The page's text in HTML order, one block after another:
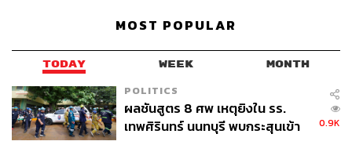
MOST POPULAR
TODAY WEEK MONTH
POLITICS
ผลชันสูตร 8 ศพ เหตุยิงใน รร.
เทพศิรินทร์ นนทบุรี พบกระสุนเข้า
0.9K